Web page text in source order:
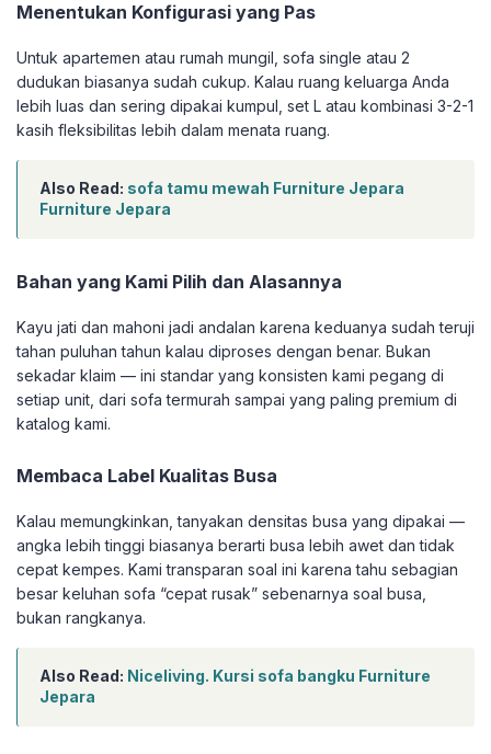
Menentukan Konfigurasi yang Pas
Untuk apartemen atau rumah mungil, sofa single atau 2
dudukan biasanya sudah cukup. Kalau ruang keluarga Anda
lebih luas dan sering dipakai kumpul, set L atau kombinasi 3-2-1
kasih fleksibilitas lebih dalam menata ruang.
Also Read: sofa tamu mewah Furniture Jepara
Furniture Jepara
Bahan yang Kami Pilih dan Alasannya
Kayu jati dan mahoni jadi andalan karena keduanya sudah teruji
tahan puluhan tahun kalau diproses dengan benar. Bukan
sekadar klaim — ini standar yang konsisten kami pegang di
setiap unit, dari sofa termurah sampai yang paling premium di
katalog kami.
Membaca Label Kualitas Busa
Kalau memungkinkan, tanyakan densitas busa yang dipakai —
angka lebih tinggi biasanya berarti busa lebih awet dan tidak
cepat kempes. Kami transparan soal ini karena tahu sebagian
besar keluhan sofa “cepat rusak” sebenarnya soal busa,
bukan rangkanya.
Also Read: Niceliving. Kursi sofa bangku Furniture
Jepara